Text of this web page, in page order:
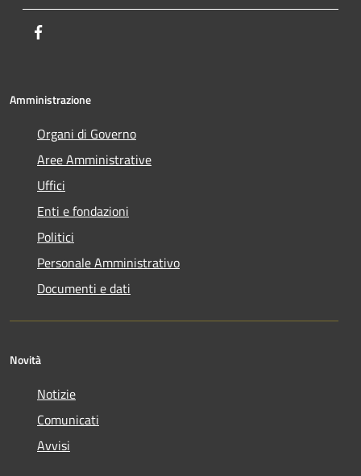
Amministrazione
Organi di Governo
Aree Amministrative
Uffici
Enti e fondazioni
Politici
Personale Amministrativo
Documenti e dati
Novità
Notizie
Comunicati
Avvisi